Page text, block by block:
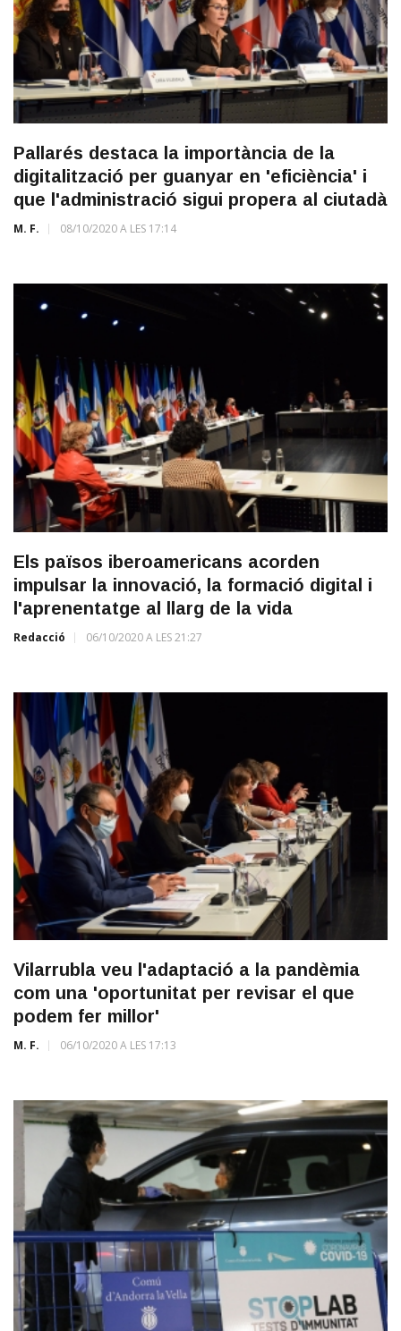
Pallarés destaca la importància de la
digitalització per guanyar en 'eficiència' i
que l'administració sigui propera al ciutadà
M. F. 08/10/2020 A LES 17:14
Els països iberoamericans acorden
impulsar la innovació, la formació digital i
l'aprenentatge al llarg de la vida
Redacció 06/10/2020 A LES 21:27
Vilarrubla veu l'adaptació a la pandèmia
com una 'oportunitat per revisar el que
podem fer millor'
M. F. 06/10/2020 A LES 17:13